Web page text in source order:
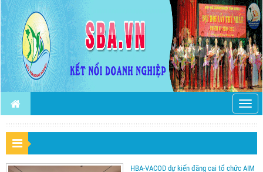
HBA-VACOD dự kiến đăng cai tổ chức AIM